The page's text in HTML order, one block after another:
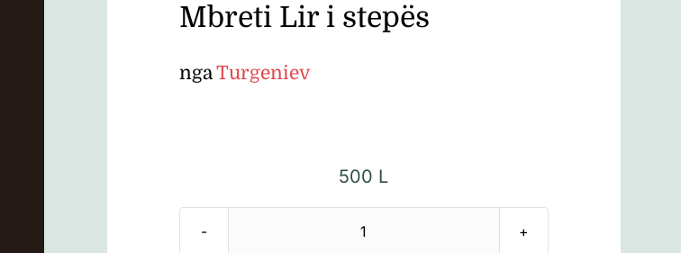
Mbreti Lir i stepës
ngaTurgeniev
500 L
Sasi